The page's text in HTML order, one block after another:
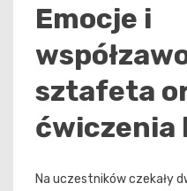
Emocje i
sztafeta
ćwiczenia
Na uczestników czekały